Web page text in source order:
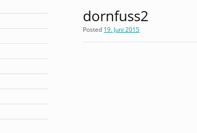
dornfuss2
Posted 19. Juni 2015